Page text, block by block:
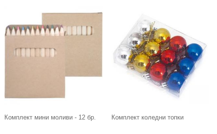
Комплект мини моливи - 12 бр. Комплект коледни топки